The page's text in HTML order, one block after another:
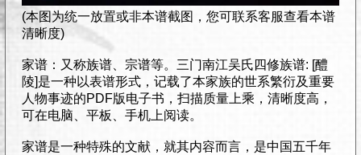
(本图为统一放置或非本谱截图，您可联系客服查看本谱
清晰度)
家谱：又称族谱、宗谱等。三门南江吴氏四修族谱: [醴
陵]是一种以表谱形式，记载了本家族的世系繁衍及重要
人物事迹的PDF版电子书，扫描质量上乘，清晰度高，
可在电脑、平板、手机上阅读。
家谱是一种特殊的文献，就其内容而言，是中国五千年